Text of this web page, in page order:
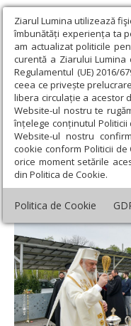
Ziarul Lumina utilizează
îmbunătăți experiența ta
am actualizat politicile
curentă a Ziarului
Regulamentul (UE) 2016/
ceea ce privește
libera circulație a acestor
Website-ul nostru te
înțelege conținutul
Website-ul nostru
cookie conform Politicii
orice moment setările
din Politica de Cookie.
Politica de Cookie
Ziarul Lumina ›
pregătirea Sfântului și
A început
Mir în Capitală